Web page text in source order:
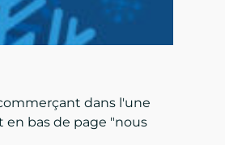
dans l'une
en bas de page "nous